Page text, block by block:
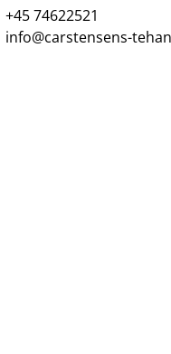
+45 74622521
info@carstensens-